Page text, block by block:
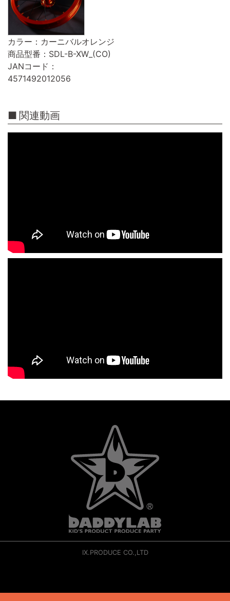
カラー：カーニバルオレンジ
商品型番：SDL-B-XW_(CO)
JANコード：
4571492012056
関連動画
IX.PRODUCE CO.,LTD